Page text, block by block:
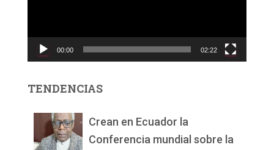
c
d
00:00 02:22
TENDENCIAS
Crean en Ecuador la
Conferencia mundial sobre la